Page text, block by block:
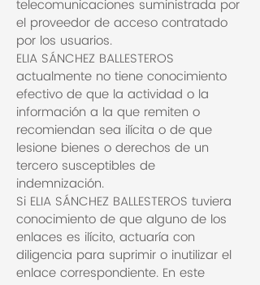
telecomunicaciones suministrada por
el proveedor de acceso contratado
por los usuarios.
ELIA SÁNCHEZ BALLESTEROS
actualmente no tiene conocimiento
efectivo de que la actividad o la
información a la que remiten o
recomiendan sea ilícita o de que
lesione bienes o derechos de un
tercero susceptibles de
indemnización.
Si ELIA SÁNCHEZ BALLESTEROS tuviera
conocimiento de que alguno de los
enlaces es ilícito, actuaría con
diligencia para suprimir o inutilizar el
enlace correspondiente. En este